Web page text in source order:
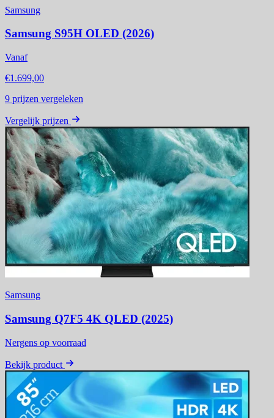
Samsung
Samsung S95H OLED (2026)
Vanaf
€1.699,00
9 prijzen vergeleken
Vergelijk prijzen
Samsung
Samsung Q7F5 4K QLED (2025)
Nergens op voorraad
Bekijk product